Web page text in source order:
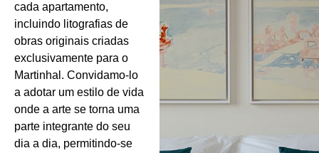
cada apartamento,
incluindo litografias de
obras originais criadas
exclusivamente para o
Martinhal. Convidamo-lo
a adotar um estilo de vida
onde a arte se torna uma
parte integrante do seu
dia a dia, permitindo-se